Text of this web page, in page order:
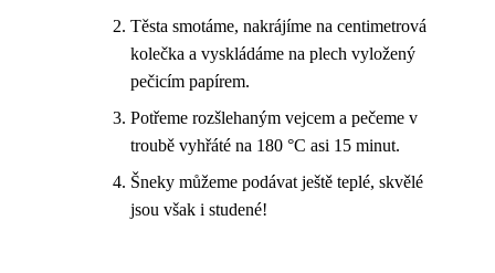
Těsta smotáme, nakrájíme na centimetrová
kolečka a vyskládáme na plech vyložený
pečicím papírem.
Potřeme rozšlehaným vejcem a pečeme v
troubě vyhřáté na 180 °C asi 15 minut.
Šneky můžeme podávat ještě teplé, skvělé
jsou však i studené!